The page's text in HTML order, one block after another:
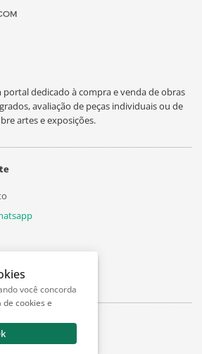
portal dedicado à compra e venda de obras
avaliação de peças individuais ou de
artes e exposições.
você concorda
de cookies e